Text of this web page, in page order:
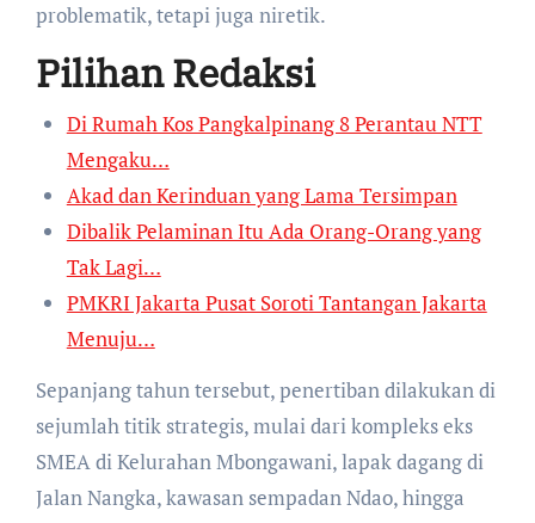
problematik, tetapi juga niretik.
Pilihan Redaksi
Di Rumah Kos Pangkalpinang 8 Perantau NTT
Mengaku…
Akad dan Kerinduan yang Lama Tersimpan
Dibalik Pelaminan Itu Ada Orang-Orang yang
Tak Lagi…
PMKRI Jakarta Pusat Soroti Tantangan Jakarta
Menuju…
Sepanjang tahun tersebut, penertiban dilakukan di
sejumlah titik strategis, mulai dari kompleks eks
SMEA di Kelurahan Mbongawani, lapak dagang di
Jalan Nangka, kawasan sempadan Ndao, hingga